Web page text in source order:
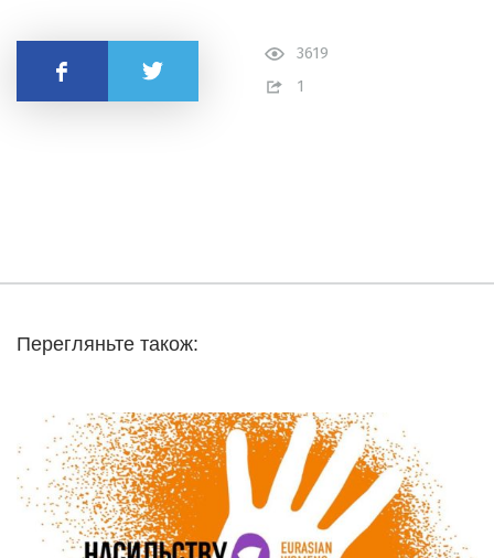
3619
1
Поділитись
Перегляньте також: